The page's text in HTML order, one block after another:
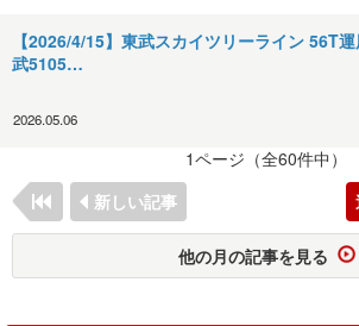
【2026/4/15】東武スカイツリーライン 56T
武5105…
2026.05.06
1ページ（全60件中）
新しい記事
他の月の記事を見る